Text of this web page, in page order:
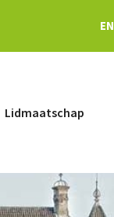
EN
Lidmaatschap